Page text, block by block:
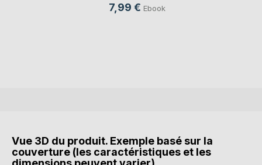
7,99 € Ebook
Vue 3D du produit. Exemple basé sur la
couverture (les caractéristiques et les